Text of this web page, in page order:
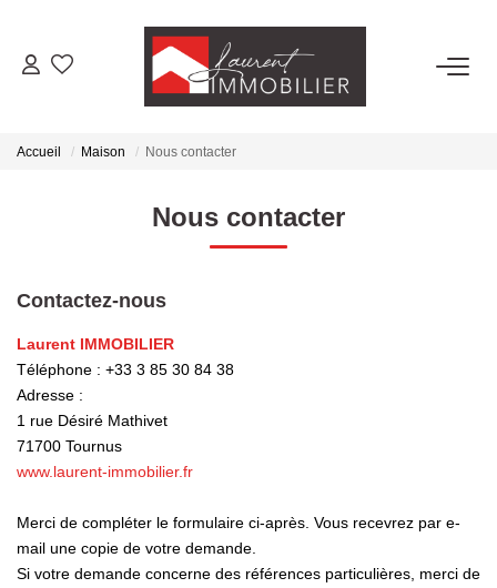
ACHETER
ESTIMER
NOS AGENCES
Laurent Immobilier Tournus
Laurent Immobilier Pont De Vaux
Notre Équipe
Nous Rejoindre
Accueil Maison Nous contacter
Nous contacter
Contactez-nous
Laurent IMMOBILIER
Téléphone : +33 3 85 30 84 38
Adresse :
1 rue Désiré Mathivet
71700 Tournus
www.laurent-immobilier.fr
Merci de compléter le formulaire ci-après. Vous recevrez par e-
mail une copie de votre demande.
Si votre demande concerne des références particulières, merci de